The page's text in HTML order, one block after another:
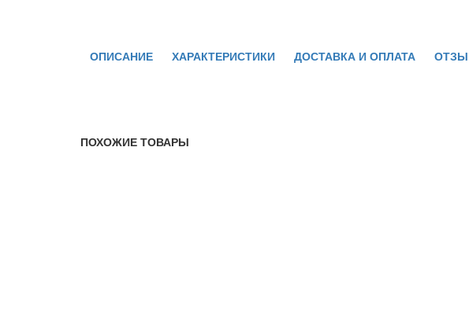
ОПИСАНИЕ ХАРАКТЕРИСТИКИ ДОСТАВКА И ОПЛАТА
ПОХОЖИЕ ТОВАРЫ